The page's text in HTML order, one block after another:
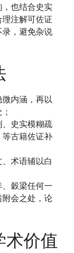
也结合史实
注解可佐证
，避免杂说
微内涵，再以
、史实模糊疏
古籍佐证补
、术语辅以白
、穀梁任何一
会之处，论
术价值